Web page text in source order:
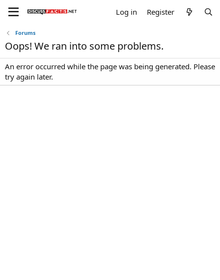
Log in Register
Forums
Oops! We ran into some problems.
An error occurred while the page was being generated. Please
try again later.